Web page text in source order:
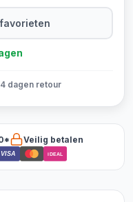
dagen retour
Veilig betalen
VISA iDEAL